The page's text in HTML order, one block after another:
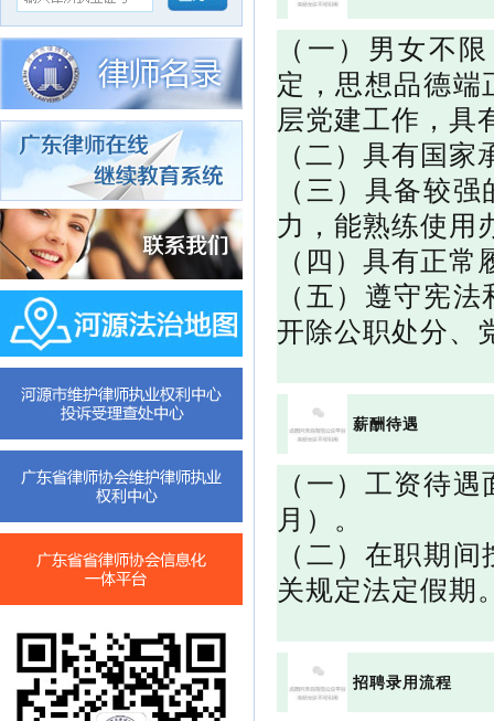
（一）男女不
定，思想品德
层党建工作，具
（二）具有国
（三）具备较
力，能熟练使用
（四）具有正
（五）遵守宪
开除公职处分、
薪酬待遇
（一）工资待
月）。
（二）在职期
关规定法定假期
招聘录用流程